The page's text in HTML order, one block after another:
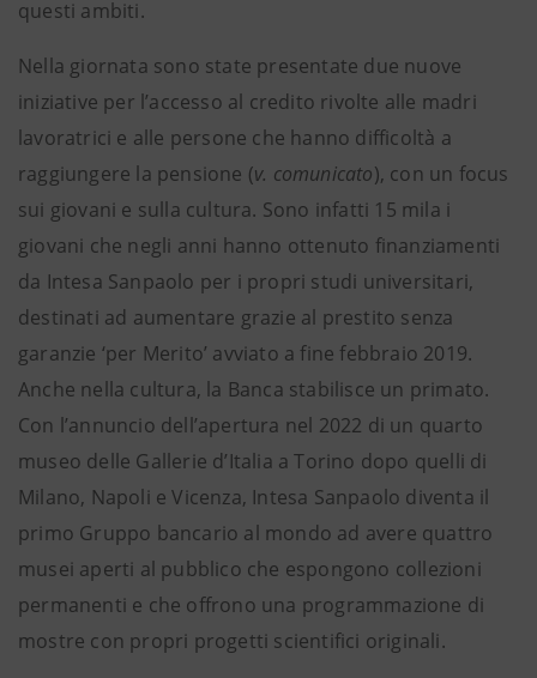
questi ambiti.
Nella giornata sono state presentate due nuove
iniziative per l’accesso al credito rivolte alle madri
lavoratrici e alle persone che hanno difficoltà a
raggiungere la pensione (v. comunicato), con un focus
sui giovani e sulla cultura. Sono infatti 15 mila i
giovani che negli anni hanno ottenuto finanziamenti
da Intesa Sanpaolo per i propri studi universitari,
destinati ad aumentare grazie al prestito senza
garanzie ‘per Merito’ avviato a fine febbraio 2019.
Anche nella cultura, la Banca stabilisce un primato.
Con l’annuncio dell’apertura nel 2022 di un quarto
museo delle Gallerie d’Italia a Torino dopo quelli di
Milano, Napoli e Vicenza, Intesa Sanpaolo diventa il
primo Gruppo bancario al mondo ad avere quattro
musei aperti al pubblico che espongono collezioni
permanenti e che offrono una programmazione di
mostre con propri progetti scientifici originali.